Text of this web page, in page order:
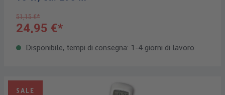
51,15 €*
24,95 €*
Disponibile, tempi di consegna: 1-4 giorni di lavoro
SALE